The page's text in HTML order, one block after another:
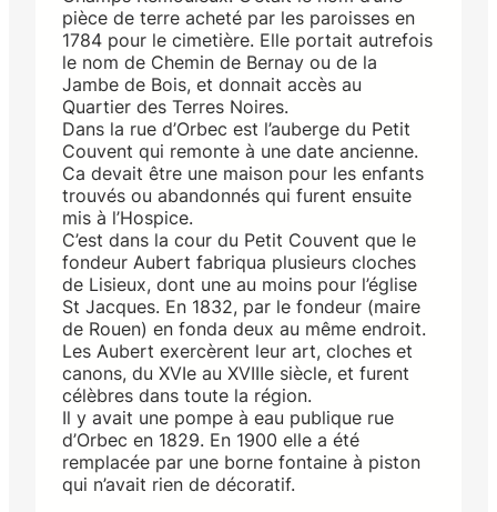
pièce de terre acheté par les paroisses en
1784 pour le cimetière. Elle portait autrefois
le nom de Chemin de Bernay ou de la
Jambe de Bois, et donnait accès au
Quartier des Terres Noires.
Dans la rue d’Orbec est l’auberge du Petit
Couvent qui remonte à une date ancienne.
Ca devait être une maison pour les enfants
trouvés ou abandonnés qui furent ensuite
mis à l’Hospice.
C’est dans la cour du Petit Couvent que le
fondeur Aubert fabriqua plusieurs cloches
de Lisieux, dont une au moins pour l’église
St Jacques. En 1832, par le fondeur (maire
de Rouen) en fonda deux au même endroit.
Les Aubert exercèrent leur art, cloches et
canons, du XVIe au XVIIIe siècle, et furent
célèbres dans toute la région.
Il y avait une pompe à eau publique rue
d’Orbec en 1829. En 1900 elle a été
remplacée par une borne fontaine à piston
qui n’avait rien de décoratif.